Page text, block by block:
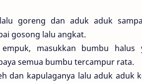
goreng dan aduk aduk
gosong lalu angkat.
masukkan bumbu
semua bumbu tercampur rata.
dan kapulaganya lalu aduk aduk